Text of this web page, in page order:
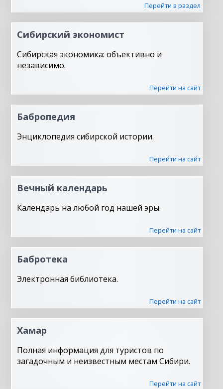
Перейти в раздел
Сибирский экономист
Сибирская экономика: объективно и
независимо.
Перейти на сайт
Бабропедия
Энциклопедия сибирской истории.
Перейти на сайт
Вечный календарь
Календарь на любой год нашей эры.
Перейти на сайт
Бабротека
Электронная библиотека.
Перейти на сайт
Хамар
Полная информация для туристов по
загадочным и неизвестным местам Сибири.
Перейти на сайт